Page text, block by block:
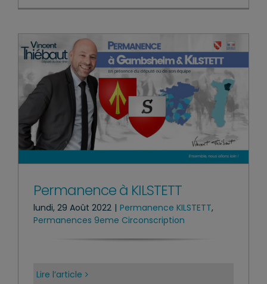
Permanence à KILSTETT
lundi, 29 Août 2022 | Permanence KILSTETT,
Permanences 9eme Circonscription
Lire l’article